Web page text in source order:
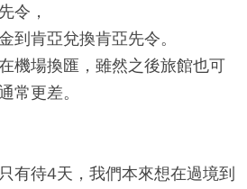
令，
到肯亞兌換肯亞先令。
機場換匯，雖然之後旅館也可
常更差。
有待4天，我們本來想在過境到